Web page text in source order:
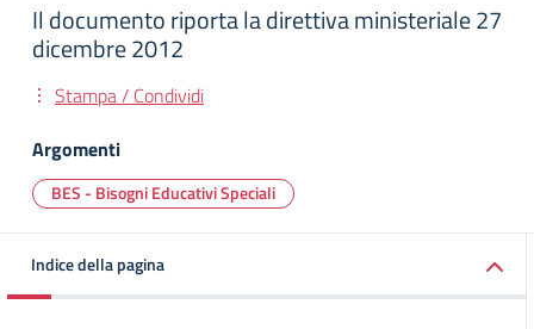
Il documento riporta la direttiva ministeriale 27
dicembre 2012
Stampa / Condividi
Argomenti
BES - Bisogni Educativi Speciali
Indice della pagina